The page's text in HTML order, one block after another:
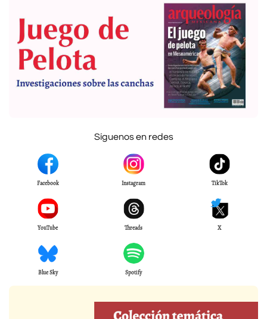
Síguenos en redes
Facebook Instagram TikTok
YouTube Threads X
Blue Sky Spotify